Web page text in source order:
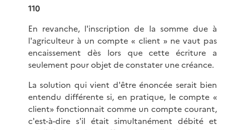
110
En revanche, l'inscription de la somme due à
l'agriculteur à un compte « client » ne vaut pas
encaissement dès lors que cette écriture a
seulement pour objet de constater une créance.
La solution qui vient d'être énoncée serait bien
entendu différente si, en pratique, le compte «
client» fonctionnait comme un compte courant,
c'est-à-dire s'il était simultanément débité et